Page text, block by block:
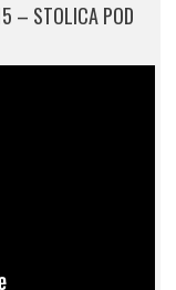
– STOLICA POD